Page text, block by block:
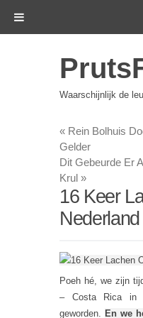
Waarschijnlijk de
« Rein Bolhuis
Gelder
Dit Gebeurde Er
Krul »
16 Keer
Poeh hé, we zijn
– Costa Rica in
geworden. En we